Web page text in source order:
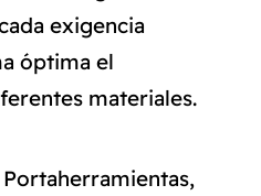
exigencia
óptima el
materiales.
,